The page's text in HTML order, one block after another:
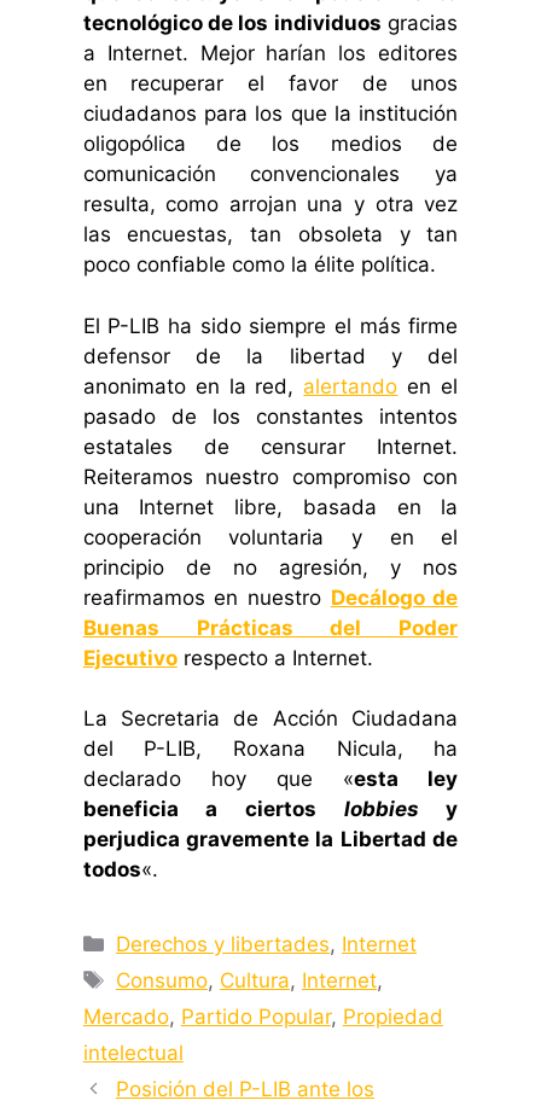
tecnológico de los individuos gracias
a Internet. Mejor harían los editores
en recuperar el favor de unos
ciudadanos para los que la institución
oligopólica de los medios de
comunicación convencionales ya
resulta, como arrojan una y otra vez
las encuestas, tan obsoleta y tan
poco confiable como la élite política.
El P-LIB ha sido siempre el más firme
defensor de la libertad y del
anonimato en la red, alertando en el
pasado de los constantes intentos
estatales de censurar Internet.
Reiteramos nuestro compromiso con
una Internet libre, basada en la
cooperación voluntaria y en el
principio de no agresión, y nos
reafirmamos en nuestro Decálogo de
Buenas Prácticas del Poder
Ejecutivorespecto a Internet.
La Secretaria de Acción Ciudadana
del P-LIB, Roxana Nicula, ha
declarado hoy que «esta ley
beneficia a ciertos lobbies y
perjudica gravemente la Libertad de
todos«.
Categorías
Derechos y libertades, Internet
Etiquetas
Consumo, Cultura, Internet,
Mercado, Partido Popular, Propiedad
intelectual
Posición del P-LIB ante los